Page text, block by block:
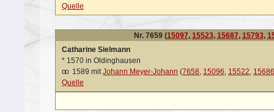
Quelle
Nr. 7659 (15097, 15523, 15687, 15793,
Catharine Sielmann
* 1570 in Oldinghausen
oo
1589 mitJohann Meyer-Johann (7658, 15096, 15522,
Quelle